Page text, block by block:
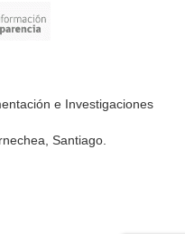
e Investigaciones
Santiago.